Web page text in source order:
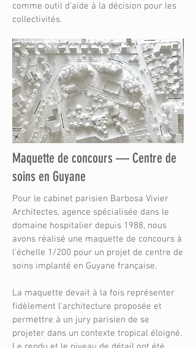
comme outil d'aide à la décision pour les
collectivités.
Maquette de concours — Centre de
soins en Guyane
Pour le cabinet parisien Barbosa Vivier
Architectes, agence spécialisée dans le
domaine hospitalier depuis 1988, nous
avons réalisé une maquette de concours à
l'échelle 1/200 pour un projet de centre de
soins implanté en Guyane française.
La maquette devait à la fois représenter
fidèlement l'architecture proposée et
permettre à un jury parisien de se
projeter dans un contexte tropical éloigné.